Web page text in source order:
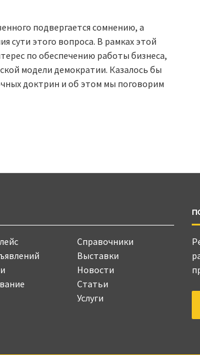
подвергается сомнению, а
сути этого вопроса. В рамках этой
по обеспечению работы бизнеса,
модели демократии. Казалось бы
доктрин и об этом мы поговорим
Справочники
Выставки
Новости
Статьи
Услуги